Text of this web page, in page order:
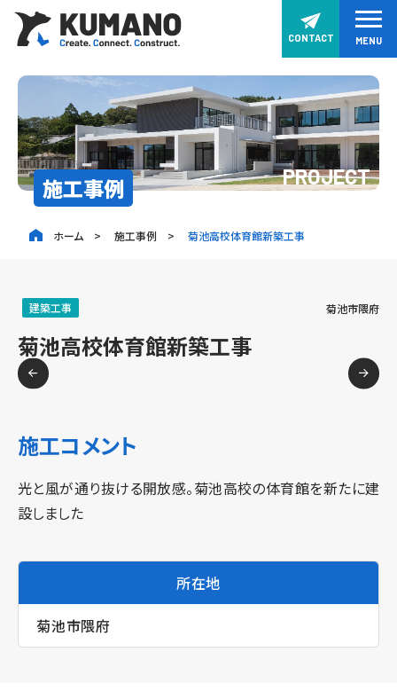
CONTACT MENU
施工事例 PROJECT
ホーム 施工事例 菊池高校体育館新築工事
建築工事 菊池市隈府
菊池高校体育館新築工事
施工コメント
光と風が通り抜ける開放感。菊池高校の体育館を新たに建
設しました
所在地
菊池市隈府